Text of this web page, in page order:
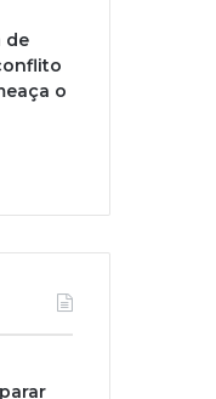
de
o